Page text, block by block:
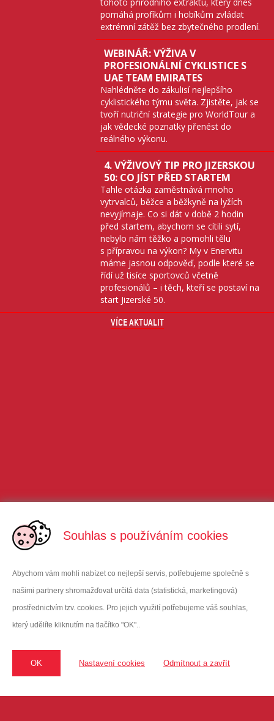
Souhlas s používáním cookies
Abychom vám mohli nabízet co nejlepší servis, potřebujeme společně s
našimi partnery shromažďovat určitá data (statistická, marketingová)
prostřednictvím tzv. cookies. Pro jejich využití potřebujeme váš souhlas,
který udělíte kliknutím na tlačítko "OK"..
OK Nastavení cookies Odmítnout a zavřít
pomáhá profíkům i hobíkům zvládat
extrémní zátěž bez zbytečného prodlení.
WEBINÁŘ: VÝŽIVA V
PROFESIONÁLNÍ CYKLISTICE S
UAE TEAM EMIRATES
Nahlédněte do zákulisí nejlepšího
cyklistického týmu světa. Zjistěte, jak se
tvoří nutriční strategie pro WorldTour a
jak vědecké poznatky přenést do
reálného výkonu.
4. VÝŽIVOVÝ TIP PRO JIZERSKOU
50: CO JÍST PŘED STARTEM
Tahle otázka zaměstnává mnoho
vytrvalců, běžce a běžkyně na lyžích
nevyjímaje. Co si dát v době 2 hodin
před startem, abychom se cítili sytí,
nebylo nám těžko a pomohli tělu
s přípravou na výkon? My v Enervitu
máme jasnou odpověď, podle které se
řídí už tisíce sportovců včetně
profesionálů – i těch, kteří se postaví na
start Jizerské 50.
VÍCE AKTUALIT
Oficiální dodavatel Enervitu do ČR
sídlo: třída Tomáše Bati 385 | 763 02 Zlín | Czech Republic
Karolína Calda